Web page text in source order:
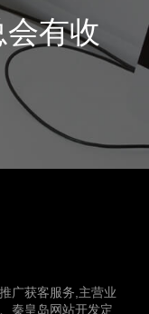
有收
广获客服务,主营业
秦皇岛网站开发定